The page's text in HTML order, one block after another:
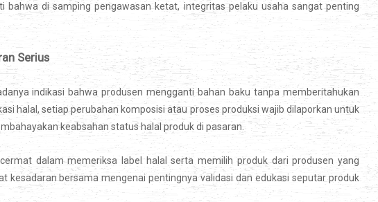
bahwa di samping pengawasan ketat, integritas pelaku usaha sangat penting
Serius
indikasi bahwa produsen mengganti bahan baku tanpa memberitahukan
halal, setiap perubahan komposisi atau proses produksi wajib dilaporkan untuk
keabsahan status halal produk di pasaran.
dalam memeriksa label halal serta memilih produk dari produsen yang
kesadaran bersama mengenai pentingnya validasi dan edukasi seputar produk